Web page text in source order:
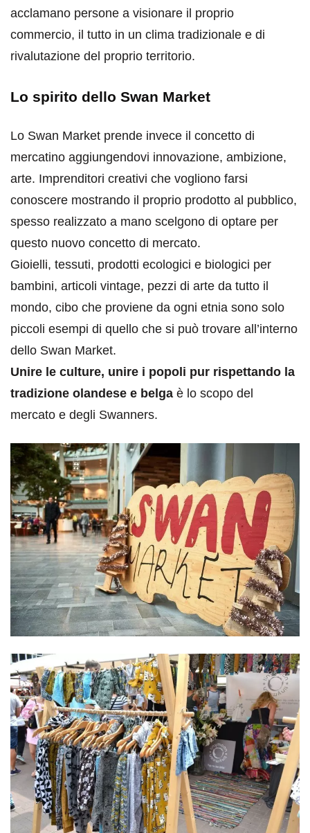
acclamano persone a visionare il proprio
commercio, il tutto in un clima tradizionale e di
rivalutazione del proprio territorio.
Lo spirito dello Swan Market
Lo Swan Market prende invece il concetto di
mercatino aggiungendovi innovazione, ambizione,
arte. Imprenditori creativi che vogliono farsi
conoscere mostrando il proprio prodotto al pubblico,
spesso realizzato a mano scelgono di optare per
questo nuovo concetto di mercato.
Gioielli, tessuti, prodotti ecologici e biologici per
bambini, articoli vintage, pezzi di arte da tutto il
mondo, cibo che proviene da ogni etnia sono solo
piccoli esempi di quello che si può trovare all’interno
dello Swan Market.
Unire le culture, unire i popoli pur rispettando la
tradizione olandese e belga è lo scopo del
mercato e degli Swanners.